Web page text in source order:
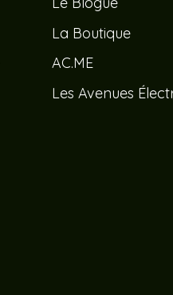
La Boutique
AC.ME
Les Avenues